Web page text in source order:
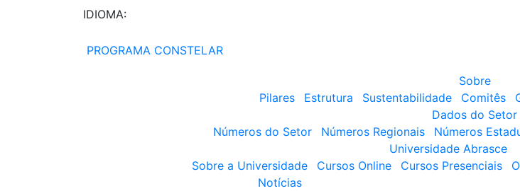
IDIOMA:
PROGRAMA CONSTELAR
Sobre
Pilares
Estrutura Sustentabilidade Comitês
Dados do Setor
Números do Setor
Números Regionais Números
Universidade Abrasce
Sobre a Universidade
Cursos Online Cursos Presenciais
Notícias